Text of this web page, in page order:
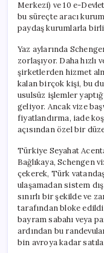
Merkezi) ve 10 e-
bu süreçte aracı
paydaş kurumlarla
Yaz aylarında
zorlaşıyor. Daha hızlı
şirketlerden hizmet
kalan birçok kişi, bu
usulsüz işlemler
geliyor. Ancak vize
fiyatlandırma, iade
açısından özel bir
Türkiye Seyahat
Bağlıkaya, Schengen
çekerek, Türk
ulaşamadan sistem
sınırlı bir şekilde ve
tarafından bloke
bayram sabahı veya
ardından bu
bin avroya kadar